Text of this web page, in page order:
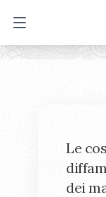
Open main menu
Le
dei